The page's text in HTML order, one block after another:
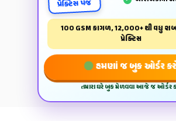
પ્રેક્ટિસ પેજ
100 GSM કાગળ, 12,000+ થી વધુ
પ્રેક્ટિસ
હમણાં જ બુક ઓર્ડર
તમારા ઘરે બુક મેળવવા આજે જ ઓર્ડર